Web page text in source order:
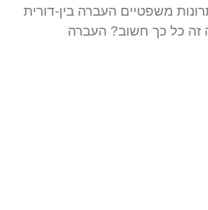
משפטיים העברה בין-דורית
זה כל כך חשוב? העברה